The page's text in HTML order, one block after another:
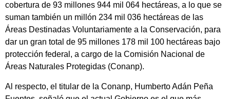
cobertura de 93 millones 944 mil 064 hectáreas, a lo que se
suman también un millón 234 mil 036 hectáreas de las
Áreas Destinadas Voluntariamente a la Conservación, para
dar un gran total de 95 millones 178 mil 100 hectáreas bajo
protección federal, a cargo de la Comisión Nacional de
Áreas Naturales Protegidas (Conanp).
Al respecto, el titular de la Conanp, Humberto Adán Peña